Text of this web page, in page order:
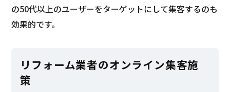
の50代以上のユーザーをターゲットにして集客するのも
効果的です。
リフォーム業者のオンライン集客施
策